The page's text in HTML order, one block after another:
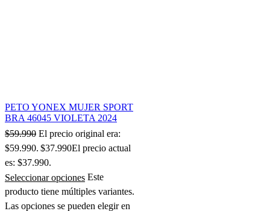
PETO YONEX MUJER SPORT
BRA 46045 VIOLETA 2024
$59.990 El precio original era:
$59.990. $37.990El precio actual
es: $37.990.
Seleccionar opciones Este
producto tiene múltiples variantes.
Las opciones se pueden elegir en